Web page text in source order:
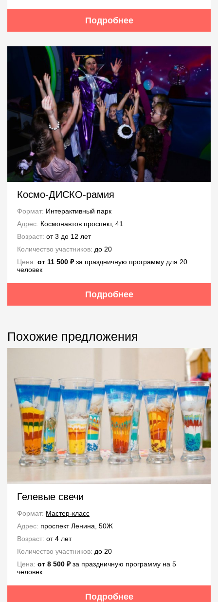
Подробнее
Космо-ДИСКО-рамия
Формат: Интерактивный парк
Адрес: Космонавтов проспект, 41
Возраст: от 3 до 12 лет
Количество участников: до 20
Цена: от 11 500 ₽за праздничную программу для 20
человек
Подробнее
Похожие предложения
Гелевые свечи
Формат: Мастер-класс
Адрес: проспект Ленина, 50Ж
Возраст: от 4 лет
Количество участников: до 20
Цена: от 8 500 ₽за праздничную программу на 5
человек
Подробнее